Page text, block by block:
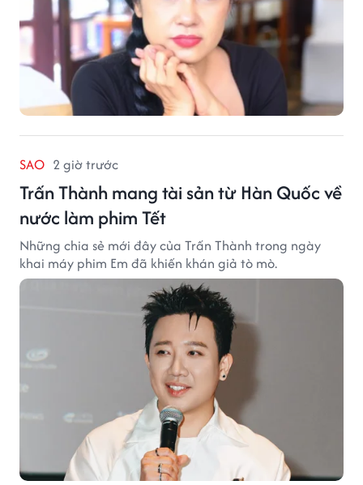
SAO 2 giờ trước
Trấn Thành mang tài sản từ Hàn Quốc về
nước làm phim Tết
Những chia sẻ mới đây của Trấn Thành trong ngày
khai máy phim Em đã khiến khán giả tò mò.